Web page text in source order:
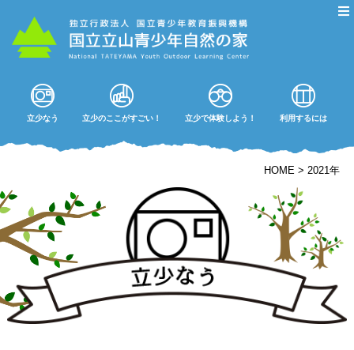
立少なう 立少のここがすごい！ 立少で体験しよう！ 利用するには
HOME >2021年